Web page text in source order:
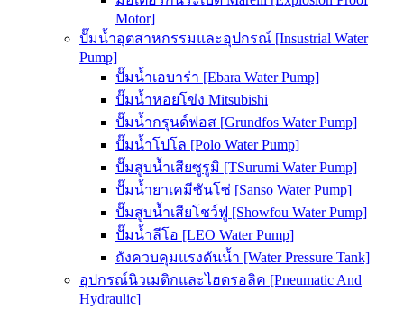
Motor]
ปั๊มน้ำอุตสาหกรรมและอุปกรณ์ [Insustrial Water
Pump]
ปั๊มน้ำเอบาร่า [Ebara Water Pump]
ปั๊มน้ำหอยโข่ง Mitsubishi
ปั๊มน้ำกรุนด์ฟอส [Grundfos Water Pump]
ปั๊มน้ำโปโล [Polo Water Pump]
ปั๊มสูบน้ำเสียซูรูมิ [TSurumi Water Pump]
ปั๊มน้ำยาเคมีซันโซ่ [Sanso Water Pump]
ปั๊มสูบน้ำเสียโชว์ฟู [Showfou Water Pump]
ปั๊มน้ำลีโอ [LEO Water Pump]
ถังควบคุมแรงดันน้ำ [Water Pressure Tank]
อุปกรณ์นิวเมติกและไฮดรอลิค [Pneumatic And
Hydraulic]